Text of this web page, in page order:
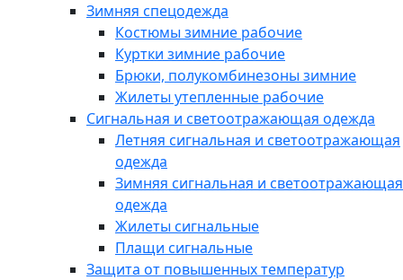
Зимняя спецодежда
Костюмы зимние рабочие
Куртки зимние рабочие
Брюки, полукомбинезоны зимние
Жилеты утепленные рабочие
Сигнальная и светоотражающая одежда
Летняя сигнальная и светоотражающая
одежда
Зимняя сигнальная и светоотражающая
одежда
Жилеты сигнальные
Плащи сигнальные
Защита от повышенных температур